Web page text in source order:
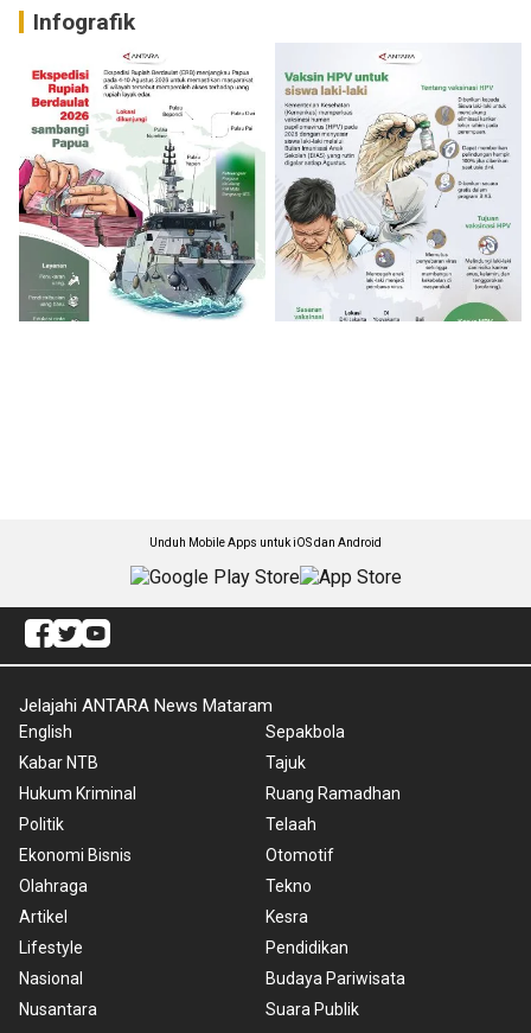
Infografik
Unduh Mobile Apps untuk iOS dan Android
Jelajahi ANTARA News Mataram
English
Kabar NTB
Hukum Kriminal
Politik
Ekonomi Bisnis
Olahraga
Artikel
Lifestyle
Nasional
Nusantara
Sepakbola
Tajuk
Ruang Ramadhan
Telaah
Otomotif
Tekno
Kesra
Pendidikan
Budaya Pariwisata
Suara Publik